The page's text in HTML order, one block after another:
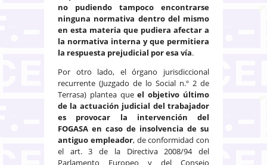
no pudiendo tampoco encontrarse
ninguna normativa dentro del mismo
en esta materia que pudiera afectar a
la normativa interna y que permitiera
la respuesta prejudicial por esa vía.
Por otro lado, el órgano jurisdiccional
recurrente (Juzgado de lo Social n.º 2 de
Terrasa) plantea queel objetivo último
de la actuación judicial del trabajador
es provocar la intervención del
FOGASA en caso de insolvencia de su
antiguo empleador, de conformidad con
el art. 3 de la Directiva 2008/94 del
Parlamento Europeo y del Consejo